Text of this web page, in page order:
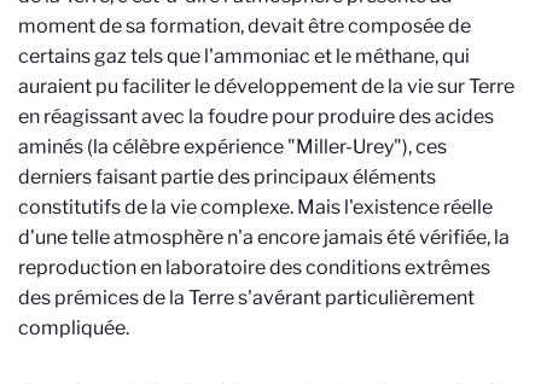
moment de sa formation, devait être composée de
certains gaz tels que l'ammoniac et le méthane, qui
auraient pu faciliter le développement de la vie sur Terre
en réagissant avec la foudre pour produire des acides
aminés (la célèbre expérience "Miller-Urey"), ces
derniers faisant partie des principaux éléments
constitutifs de la vie complexe. Mais l'existence réelle
d'une telle atmosphère n'a encore jamais été vérifiée, la
reproduction en laboratoire des conditions extrêmes
des prémices de la Terre s'avérant particulièrement
compliquée.